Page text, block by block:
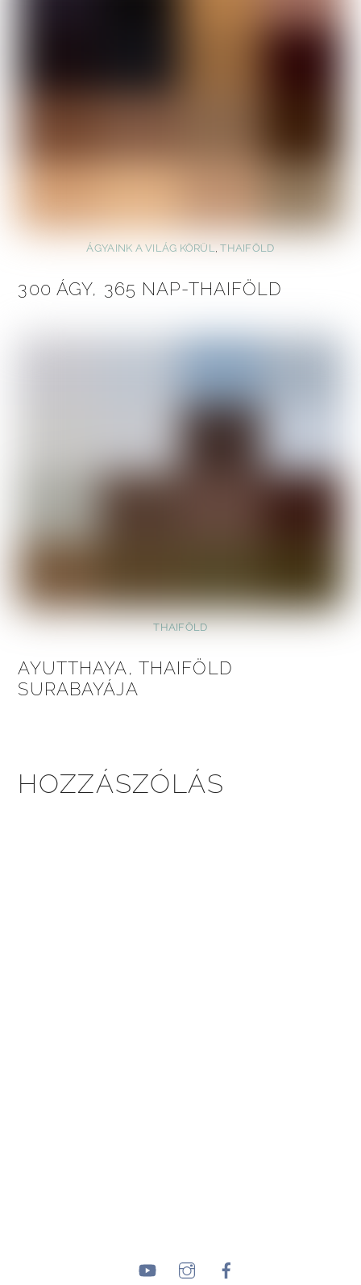
ÁGYAINK A VILÁG KÖRÜL,THAIFÖLD
300 ÁGY, 365 NAP-THAIFÖLD
THAIFÖLD
AYUTTHAYA, THAIFÖLD
SURABAYÁJA
HOZZÁSZÓLÁS
YouTubeInstagram